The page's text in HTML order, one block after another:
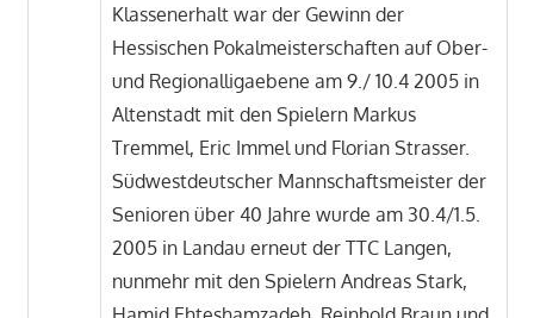
Klassenerhalt war der Gewinn der
Hessischen Pokalmeisterschaften auf Ober-
und Regionalligaebene am 9./ 10.4 2005 in
Altenstadt mit den Spielern Markus
Tremmel, Eric Immel und Florian Strasser.
Südwestdeutscher Mannschaftsmeister der
Senioren über 40 Jahre wurde am 30.4/1.5.
2005 in Landau erneut der TTC Langen,
nunmehr mit den Spielern Andreas Stark,